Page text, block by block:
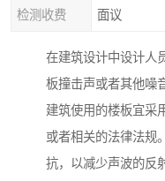
检测收费 面议
在建筑设计中设计人
板撞击声或者其他噪
建筑使用的楼板宜采
或者相关的法律法规
抗，以减少声波的反